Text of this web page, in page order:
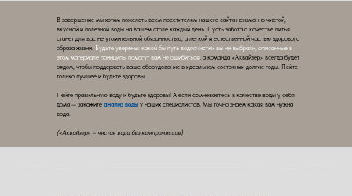
В завершение мы хотим пожелать всем посетителям нашего сайта неизменно чистой,
вкусной и полезной воды на вашем столе каждый день. Пусть забота о качестве питья
станет для вас не утомительной обязанностью, а легкой и естественной частью здорового
образа жизни. Будьте уверены: какой бы путь водоочистки вы ни выбрали, описанные в
этом материале принципы помогут вам не ошибиться, а команда «Аквайзер» всегда будет
рядом, чтобы поддержать ваше оборудование в идеальном состоянии долгие годы. Пейте
только лучшее и будьте здоровы.
Пейте правильную воду и будьте здоровы! А если сомневаетесь в качестве воды у себя
дома — закажите анализ воды у наших специалистов. Мы точно знаем какая вам нужна
вода.
(«Аквайзер» – чистая вода без компромиссов)